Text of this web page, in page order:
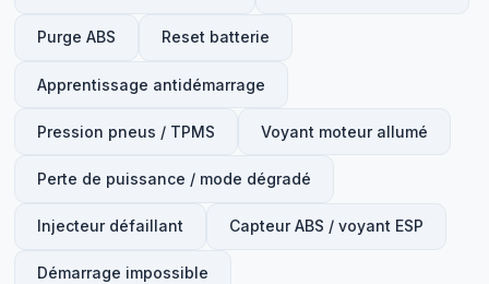
Purge ABS Reset batterie
Apprentissage antidémarrage
Pression pneus / TPMS Voyant moteur allumé
Perte de puissance / mode dégradé
Injecteur défaillant Capteur ABS / voyant ESP
Démarrage impossible